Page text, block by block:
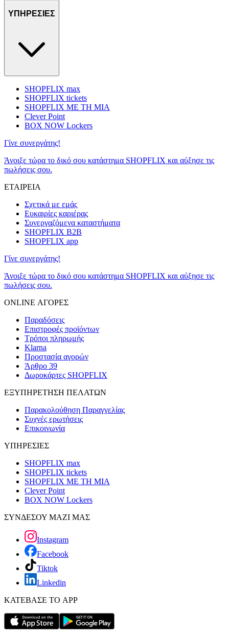
ΥΠΗΡΕΣΙΕΣ
SHOPFLIX max
SHOPFLIX tickets
SHOPFLIX ΜΕ ΤΗ ΜΙΑ
Clever Point
BOX NOW Lockers
Γίνε συνεργάτης!
Άνοιξε τώρα το δικό σου κατάστημα SHOPFLIX και αύξησε τις
πωλήσεις σου.
ΕΤΑΙΡΕΙΑ
Σχετικά με εμάς
Ευκαιρίες καριέρας
Συνεργαζόμενα καταστήματα
SHOPFLIX B2B
SHOPFLIX app
Γίνε συνεργάτης!
Άνοιξε τώρα το δικό σου κατάστημα SHOPFLIX και αύξησε τις
πωλήσεις σου.
ONLINE ΑΓΟΡΕΣ
Παραδόσεις
Επιστροφές προϊόντων
Τρόποι πληρωμής
Klarna
Προστασία αγορών
Άρθρο 39
Δωροκάρτες SHOPFLIX
ΕΞΥΠΗΡΕΤΗΣΗ ΠΕΛΑΤΩΝ
Παρακολούθηση Παραγγελίας
Συχνές ερωτήσεις
Επικοινωνία
ΥΠΗΡΕΣΙΕΣ
SHOPFLIX max
SHOPFLIX tickets
SHOPFLIX ΜΕ ΤΗ ΜΙΑ
Clever Point
BOX NOW Lockers
ΣΥΝΔΕΣΟΥ ΜΑΖΙ ΜΑΣ
Instagram
Facebook
Tiktok
Linkedin
ΚΑΤΕΒΑΣΕ ΤΟ APP